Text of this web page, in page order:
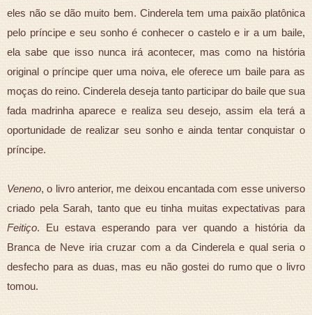
eles não se dão muito bem. Cinderela tem uma paixão platônica
pelo príncipe e seu sonho é conhecer o castelo e ir a um baile,
ela sabe que isso nunca irá acontecer, mas como na história
original o príncipe quer uma noiva, ele oferece um baile para as
moças do reino. Cinderela deseja tanto participar do baile que sua
fada madrinha aparece e realiza seu desejo, assim ela terá a
oportunidade de realizar seu sonho e ainda tentar conquistar o
príncipe.
Veneno, o livro anterior, me deixou encantada com esse universo
criado pela Sarah, tanto que eu tinha muitas expectativas para
Feitiço. Eu estava esperando para ver quando a história da
Branca de Neve iria cruzar com a da Cinderela e qual seria o
desfecho para as duas, mas eu não gostei do rumo que o livro
tomou.